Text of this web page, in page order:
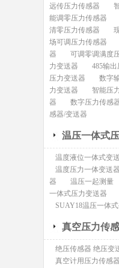
远传压力传感器
能调零压力传感器
清零压力传感器
场可调压力传感器
器
可调零调满度
力变送器
485输
压力变送器
数字
力变送器
智能压
器
数字压力传感
感器/变送器
温压一体式
温度液位一体式变
温度压力一体变送器
器
温压一起测量
一体式压力变送器
SUAY18温压一体
真空压力传
绝压传感器 绝压变
真空计用压力传感器